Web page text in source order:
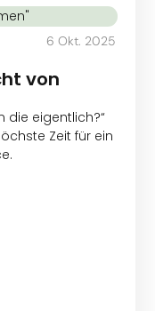
6 Okt. 2025
von
die eigentlich?“
Zeit für ein